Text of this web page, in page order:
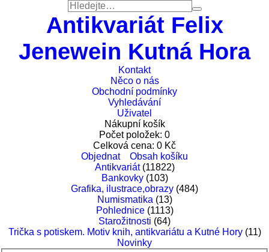
Antikvariát Felix
Jenewein Kutná Hora
Kontakt
Něco o nás
Obchodní podmínky
Vyhledávání
Uživatel
Nákupní košík
Počet položek: 0
Celková cena: 0 Kč
Objednat
Obsah košíku
Antikvariát(11822)
Bankovky(103)
Grafika, ilustrace,obrazy (484)
Numismatika (13)
Pohlednice(1113)
Starožitnosti (64)
Trička s potiskem. Motiv knih, antikvariátu a Kutné Hory(11)
Novinky